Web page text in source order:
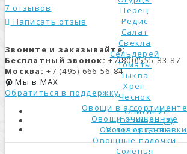
Перец
Редис
Салат
Свекла
Сельдерей
Томаты
Тыква
Хрен
Чеснок
Овощи в ассортименте
Овощи очищенные
Овощи органик
Овощные палочки
Соленья
7 отзывов
Написать отзыв
Звоните и заказывайте:
Бесплатный звонок: +7(800)555-83-87
Москва: +7 (495) 666-56-84
Мы в MAX
Обратиться в поддержку
Описание
Отзывов (7)
Условия доставки